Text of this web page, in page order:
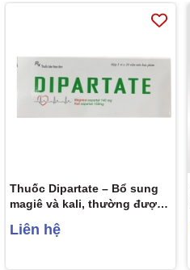
Thuốc Dipartate – Bổ sung
magiê và kali, thường được
đau tim, rối loạn nhịp tim…
Liên hệ